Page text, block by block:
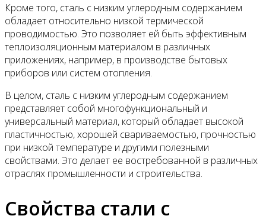
Кроме того, сталь с низким углеродным содержанием
обладает относительно низкой термической
проводимостью. Это позволяет ей быть эффективным
теплоизоляционным материалом в различных
приложениях, например, в производстве бытовых
приборов или систем отопления.
В целом, сталь с низким углеродным содержанием
представляет собой многофункциональный и
универсальный материал, который обладает высокой
пластичностью, хорошей свариваемостью, прочностью
при низкой температуре и другими полезными
свойствами. Это делает ее востребованной в различных
отраслях промышленности и строительства.
Свойства стали с